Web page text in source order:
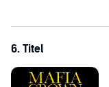
6. Titel